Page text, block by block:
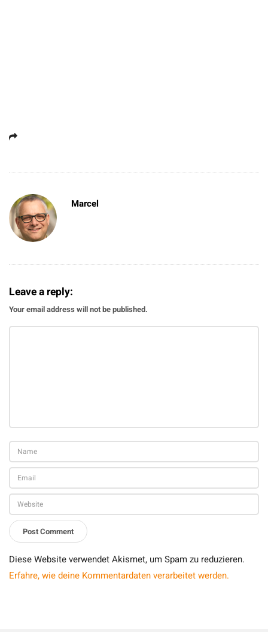
Marcel
Leave a reply:
Your email address will not be published.
Diese Website verwendet Akismet, um Spam zu reduzieren.
Erfahre, wie deine Kommentardaten verarbeitet werden.